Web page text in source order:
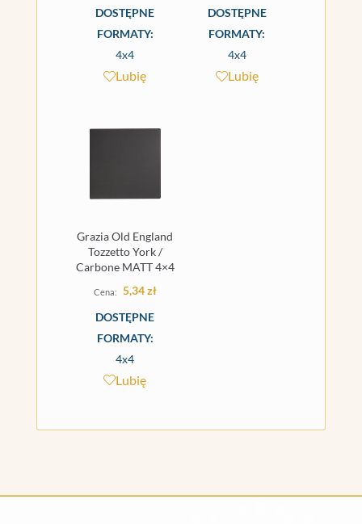
DOSTĘPNE
FORMATY:
4x4
Lubię
DOSTĘPNE
FORMATY:
4x4
Lubię
Grazia Old England
Tozzetto York /
Carbone MATT 4×4
5,34zł
DOSTĘPNE
FORMATY:
4x4
Lubię